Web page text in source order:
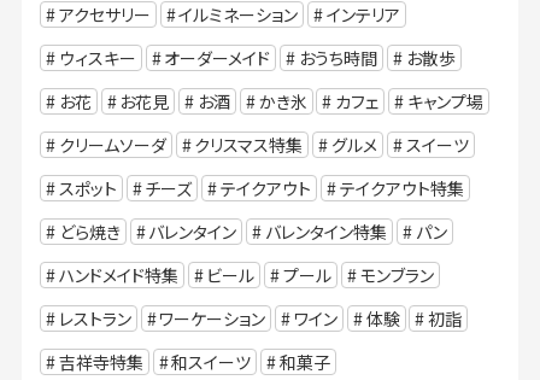
アクセサリー
イルミネーション
インテリア
ウィスキー
オーダーメイド おうち時間
お散歩
お花
お花見 お酒 かき氷 カフェ
キャンプ場
クリームソーダ
クリスマス特集 グルメ
スイーツ
スポット
チーズ テイクアウト
テイクアウト特集
どら焼き
バレンタイン バレンタイン特集
パン
ハンドメイド特集
ビール プール
モンブラン
レストラン
ワーケーション ワイン 体験
初詣
吉祥寺特集
和スイーツ
和菓子